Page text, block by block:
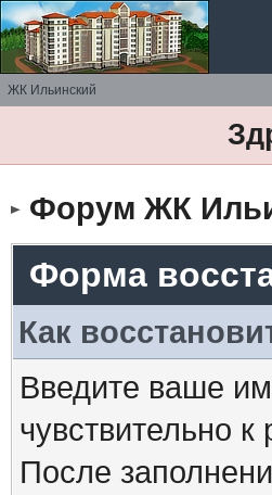
ЖК Ильинский
Форум ЖК
Форма
Как
Введите ваше
чувствительно к
После